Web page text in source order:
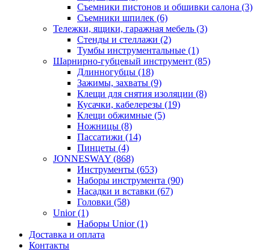
Съемники пистонов и обшивки салона (3)
Съемники шпилек (6)
Тележки, ящики, гаражная мебель (3)
Cтенды и стеллажи (2)
Тумбы инструментальные (1)
Шарнирно-губцевый инструмент (85)
Длинногубцы (18)
Зажимы, захваты (9)
Клещи для снятия изоляции (8)
Кусачки, кабелерезы (19)
Клещи обжимные (5)
Ножницы (8)
Пассатижи (14)
Пинцеты (4)
JONNESWAY (868)
Инструменты (653)
Наборы инструмента (90)
Насадки и вставки (67)
Головки (58)
Unior (1)
Наборы Unior (1)
Доставка и оплата
Контакты